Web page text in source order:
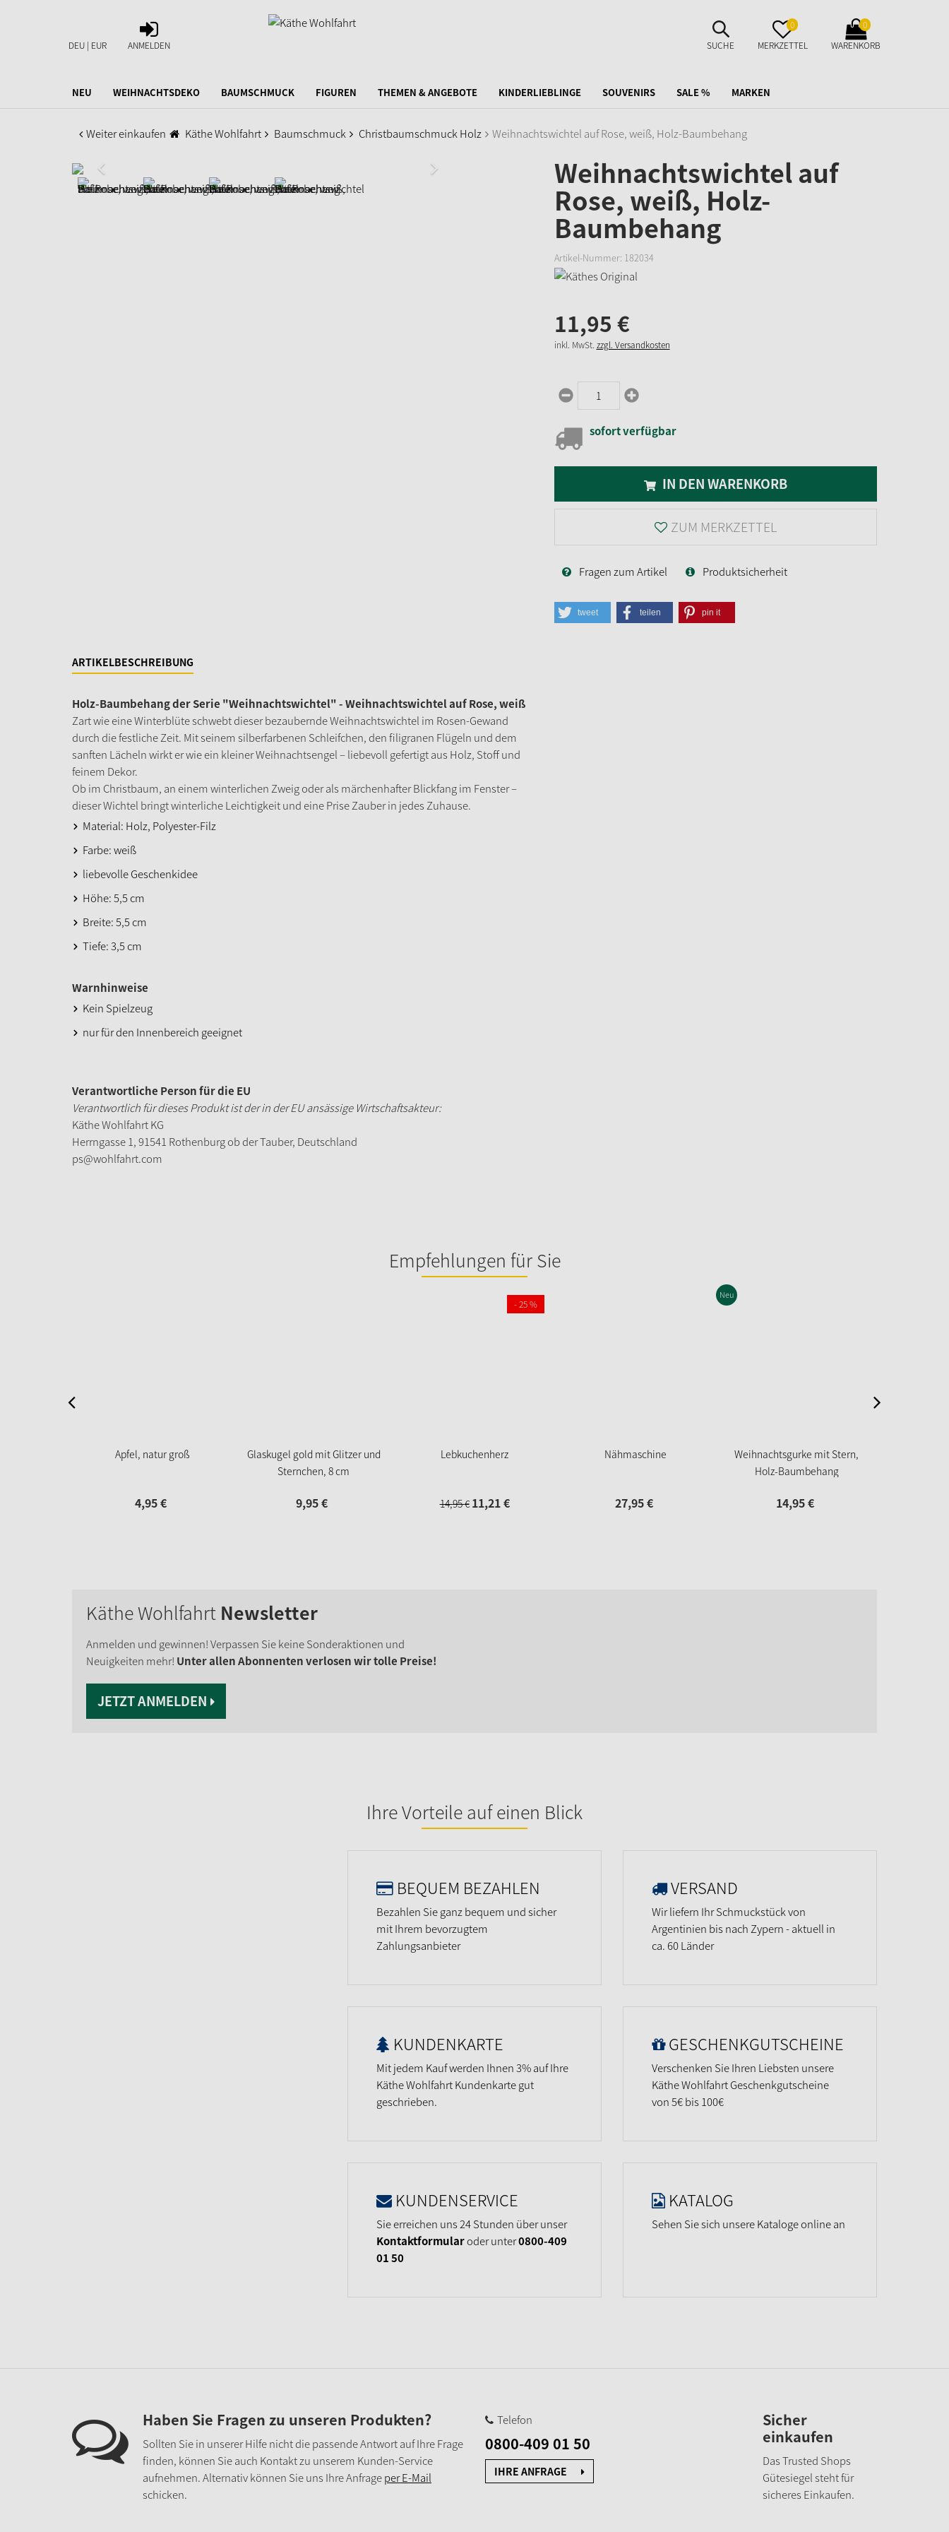
DEU | EUR
ANMELDEN
ANMELDEN
SUCHE
AUFKLAPPEN
SUCHE
MERKZETTEL
AUFKLAPPEN
0
MERKZETTEL
WARENKORB
AUFKLAPPEN
0
WARENKORB
NEU WEIHNACHTSDEKO BAUMSCHMUCK FIGUREN THEMEN & ANGEBOTE KINDERLIEBLINGE SOUVENIRS SALE % MARKEN
Weiter einkaufen Käthe Wohlfahrt Baumschmuck Christbaumschmuck Holz Weihnachtswichtel auf Rose, weiß, Holz-Baumbehang
Weihnachtswichtel auf
Rose, weiß, Holz-
Baumbehang
Artikel-Nummer: 182034
11,95 €
inkl. MwSt. zzgl. Versandkosten
sofort verfügbar
IN DEN WARENKORB
ZUM MERKZETTEL
Fragen zum Artikel Produktsicherheit
tweet teilen pin it
ARTIKELBESCHREIBUNG
Holz-Baumbehang der Serie "Weihnachtswichtel" - Weihnachtswichtel auf Rose, weiß
Zart wie eine Winterblüte schwebt dieser bezaubernde Weihnachtswichtel im Rosen-Gewand
durch die festliche Zeit. Mit seinem silberfarbenen Schleifchen, den filigranen Flügeln und dem
sanften Lächeln wirkt er wie ein kleiner Weihnachtsengel – liebevoll gefertigt aus Holz, Stoff und
feinem Dekor.
Ob im Christbaum, an einem winterlichen Zweig oder als märchenhafter Blickfang im Fenster –
dieser Wichtel bringt winterliche Leichtigkeit und eine Prise Zauber in jedes Zuhause.
Material: Holz, Polyester-Filz
Farbe: weiß
liebevolle Geschenkidee
Höhe: 5,5 cm
Breite: 5,5 cm
Tiefe: 3,5 cm
Warnhinweise
Kein Spielzeug
nur für den Innenbereich geeignet
Verantwortliche Person für die EU
Verantwortlich für dieses Produkt ist der in der EU ansässige Wirtschaftsakteur:
Käthe Wohlfahrt KG
Herrngasse 1, 91541 Rothenburg ob der Tauber, Deutschland
ps@wohlfahrt.com
Empfehlungen für Sie
Apfel, natur groß
4,95€
Glaskugel gold mit Glitzer und
Sternchen, 8 cm
9,95€
Lebkuchenherz
14,95€ 11,21€
- 25 %
Nähmaschine
27,95€
Weihnachtsgurke mit Stern,
Holz-Baumbehang
Neu
14,95€
Käthe Wohlfahrt Newsletter
Anmelden und gewinnen! Verpassen Sie keine Sonderaktionen und
Neuigkeiten mehr! Unter allen Abonnenten verlosen wir tolle Preise!
JETZT ANMELDEN
Ihre Vorteile auf einen Blick
BEQUEM BEZAHLEN
Bezahlen Sie ganz bequem und sicher
mit Ihrem bevorzugtem
Zahlungsanbieter
KUNDENKARTE
Mit jedem Kauf werden Ihnen 3% auf Ihre
Käthe Wohlfahrt Kundenkarte gut
geschrieben.
KUNDENSERVICE
Sie erreichen uns 24 Stunden über unser
Kontaktformularoder unter0800-409
01 50
VERSAND
Wir liefern Ihr Schmuckstück von
Argentinien bis nach Zypern - aktuell in
ca. 60 Länder
GESCHENKGUTSCHEINE
Verschenken Sie Ihren Liebsten unsere
Käthe Wohlfahrt Geschenkgutscheine
von 5€ bis 100€
KATALOG
Sehen Sie sich unsere Kataloge online an
Haben Sie Fragen zu unseren Produkten?
Sollten Sie in unserer Hilfe nicht die passende Antwort auf Ihre Frage
finden, können Sie auch Kontakt zu unserem Kunden-Service
aufnehmen. Alternativ können Sie uns Ihre Anfrageper E-Mail
schicken.
Telefon
0800-409 01 50
IHRE ANFRAGE
Sicher
einkaufen
Das Trusted Shops
Gütesiegel steht für
sicheres Einkaufen.